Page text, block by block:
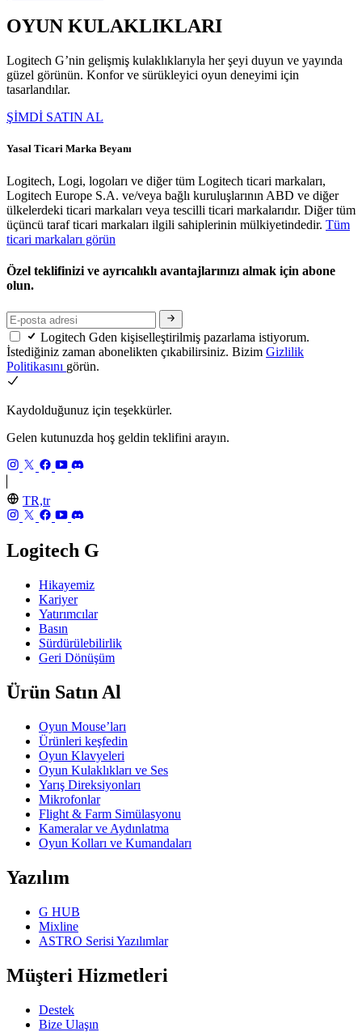
OYUN KULAKLIKLARI
Logitech G’nin gelişmiş kulaklıklarıyla her şeyi duyun ve yayında
güzel görünün. Konfor ve sürükleyici oyun deneyimi için
tasarlandılar.
ŞİMDİ SATIN AL
Yasal Ticari Marka Beyanı
Logitech, Logi, logoları ve diğer tüm Logitech ticari markaları,
Logitech Europe S.A. ve/veya bağlı kuruluşlarının ABD ve diğer
ülkelerdeki ticari markaları veya tescilli ticari markalarıdır. Diğer tüm
üçüncü taraf ticari markaları ilgili sahiplerinin mülkiyetindedir. Tüm
ticari markaları görün
Özel teklifinizi ve ayrıcalıklı avantajlarınızı almak için abone
olun.
Logitech Gden kişiselleştirilmiş pazarlama istiyorum.
İstediğiniz zaman abonelikten çıkabilirsiniz. Bizim Gizlilik
Politikasını görün.
Kaydolduğunuz için teşekkürler.
Gelen kutunuzda hoş geldin teklifini arayın.
TR,tr
Logitech G
Hikayemiz
Kariyer
Yatırımcılar
Basın
Sürdürülebilirlik
Geri Dönüşüm
Ürün Satın Al
Oyun Mouse’ları
Ürünleri keşfedin
Oyun Klavyeleri
Oyun Kulaklıkları ve Ses
Yarış Direksiyonları
Mikrofonlar
Flight & Farm Simülasyonu
Kameralar ve Aydınlatma
Oyun Kolları ve Kumandaları
Yazılım
G HUB
Mixline
ASTRO Serisi Yazılımlar
Müşteri Hizmetleri
Destek
Bize Ulaşın